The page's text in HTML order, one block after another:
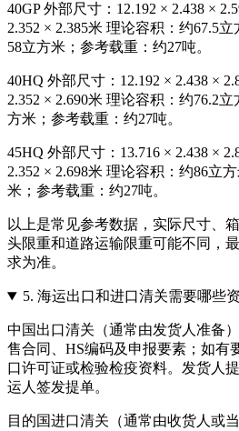
40GP 外部尺寸：12.192 × 2.438 ×
2.352 × 2.385米 理论容积：约67.5
58立方米；参考载重：约27吨。
40HQ 外部尺寸：12.192 × 2.438 ×
2.352 × 2.690米 理论容积：约76.2
方米；参考载重：约27吨。
45HQ 外部尺寸：13.716 × 2.438 ×
2.352 × 2.698米 理论容积：约86立
米；参考载重：约27吨。
以上是常见参考数据，实际尺寸、
头限重和道路运输限重可能不同，
求为准。
5. 海运出口和进口清关需要哪些
中国出口清关（通常由发货人准备
售合同、HS编码及申报要素；如有
口许可证或检验检疫资料。发货人
运人签发提单。
目的国进口清关（通常由收货人或